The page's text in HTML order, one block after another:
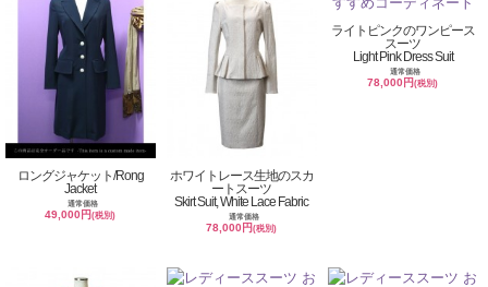
ロングジャケット/Rong
Jacket
通常価格
49,000円(税別)
ホワイトレース生地のスカ
ートスーツ
Skirt Suit, White Lace Fabric
通常価格
78,000円(税別)
ライトピンクのワンピース
スーツ
Light Pink Dress Suit
通常価格
78,000円(税別)